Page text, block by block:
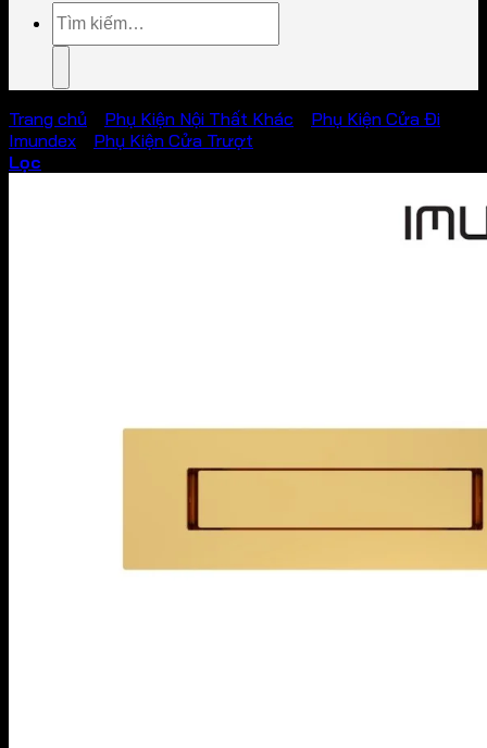
Tìm
kiếm:
Trang chủ Phụ Kiện Nội Thất Khác
Phụ Kiện Cửa Đi
Imundex
Phụ Kiện Cửa Trượt
Lọc